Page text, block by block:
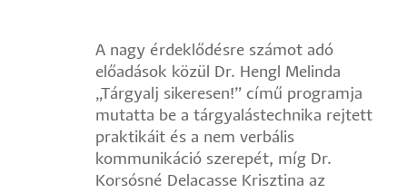
A nagy érdeklődésre számot adó
előadások közül Dr. Hengl Melinda
„Tárgyalj sikeresen!” című programja
mutatta be a tárgyalástechnika rejtett
praktikáit és a nem verbális
kommunikáció szerepét, míg Dr.
Korsósné Delacasse Krisztina az